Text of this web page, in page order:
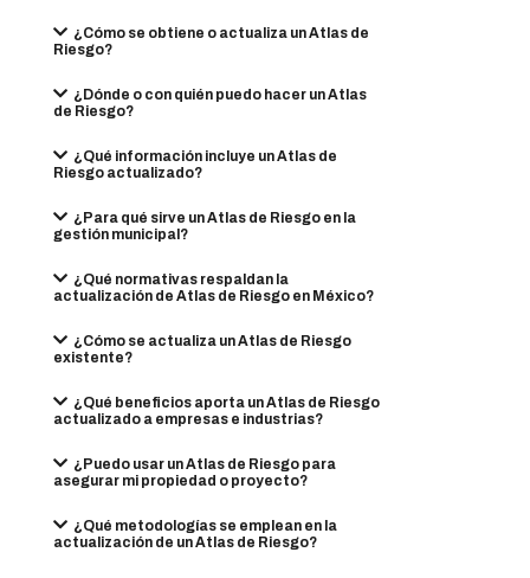
¿Cómo se obtiene o actualiza un Atlas de
Riesgo?
¿Dónde o con quién puedo hacer un Atlas
de Riesgo?
¿Qué información incluye un Atlas de
Riesgo actualizado?
¿Para qué sirve un Atlas de Riesgo en la
gestión municipal?
¿Qué normativas respaldan la
actualización de Atlas de Riesgo en México?
¿Cómo se actualiza un Atlas de Riesgo
existente?
¿Qué beneficios aporta un Atlas de Riesgo
actualizado a empresas e industrias?
¿Puedo usar un Atlas de Riesgo para
asegurar mi propiedad o proyecto?
¿Qué metodologías se emplean en la
actualización de un Atlas de Riesgo?